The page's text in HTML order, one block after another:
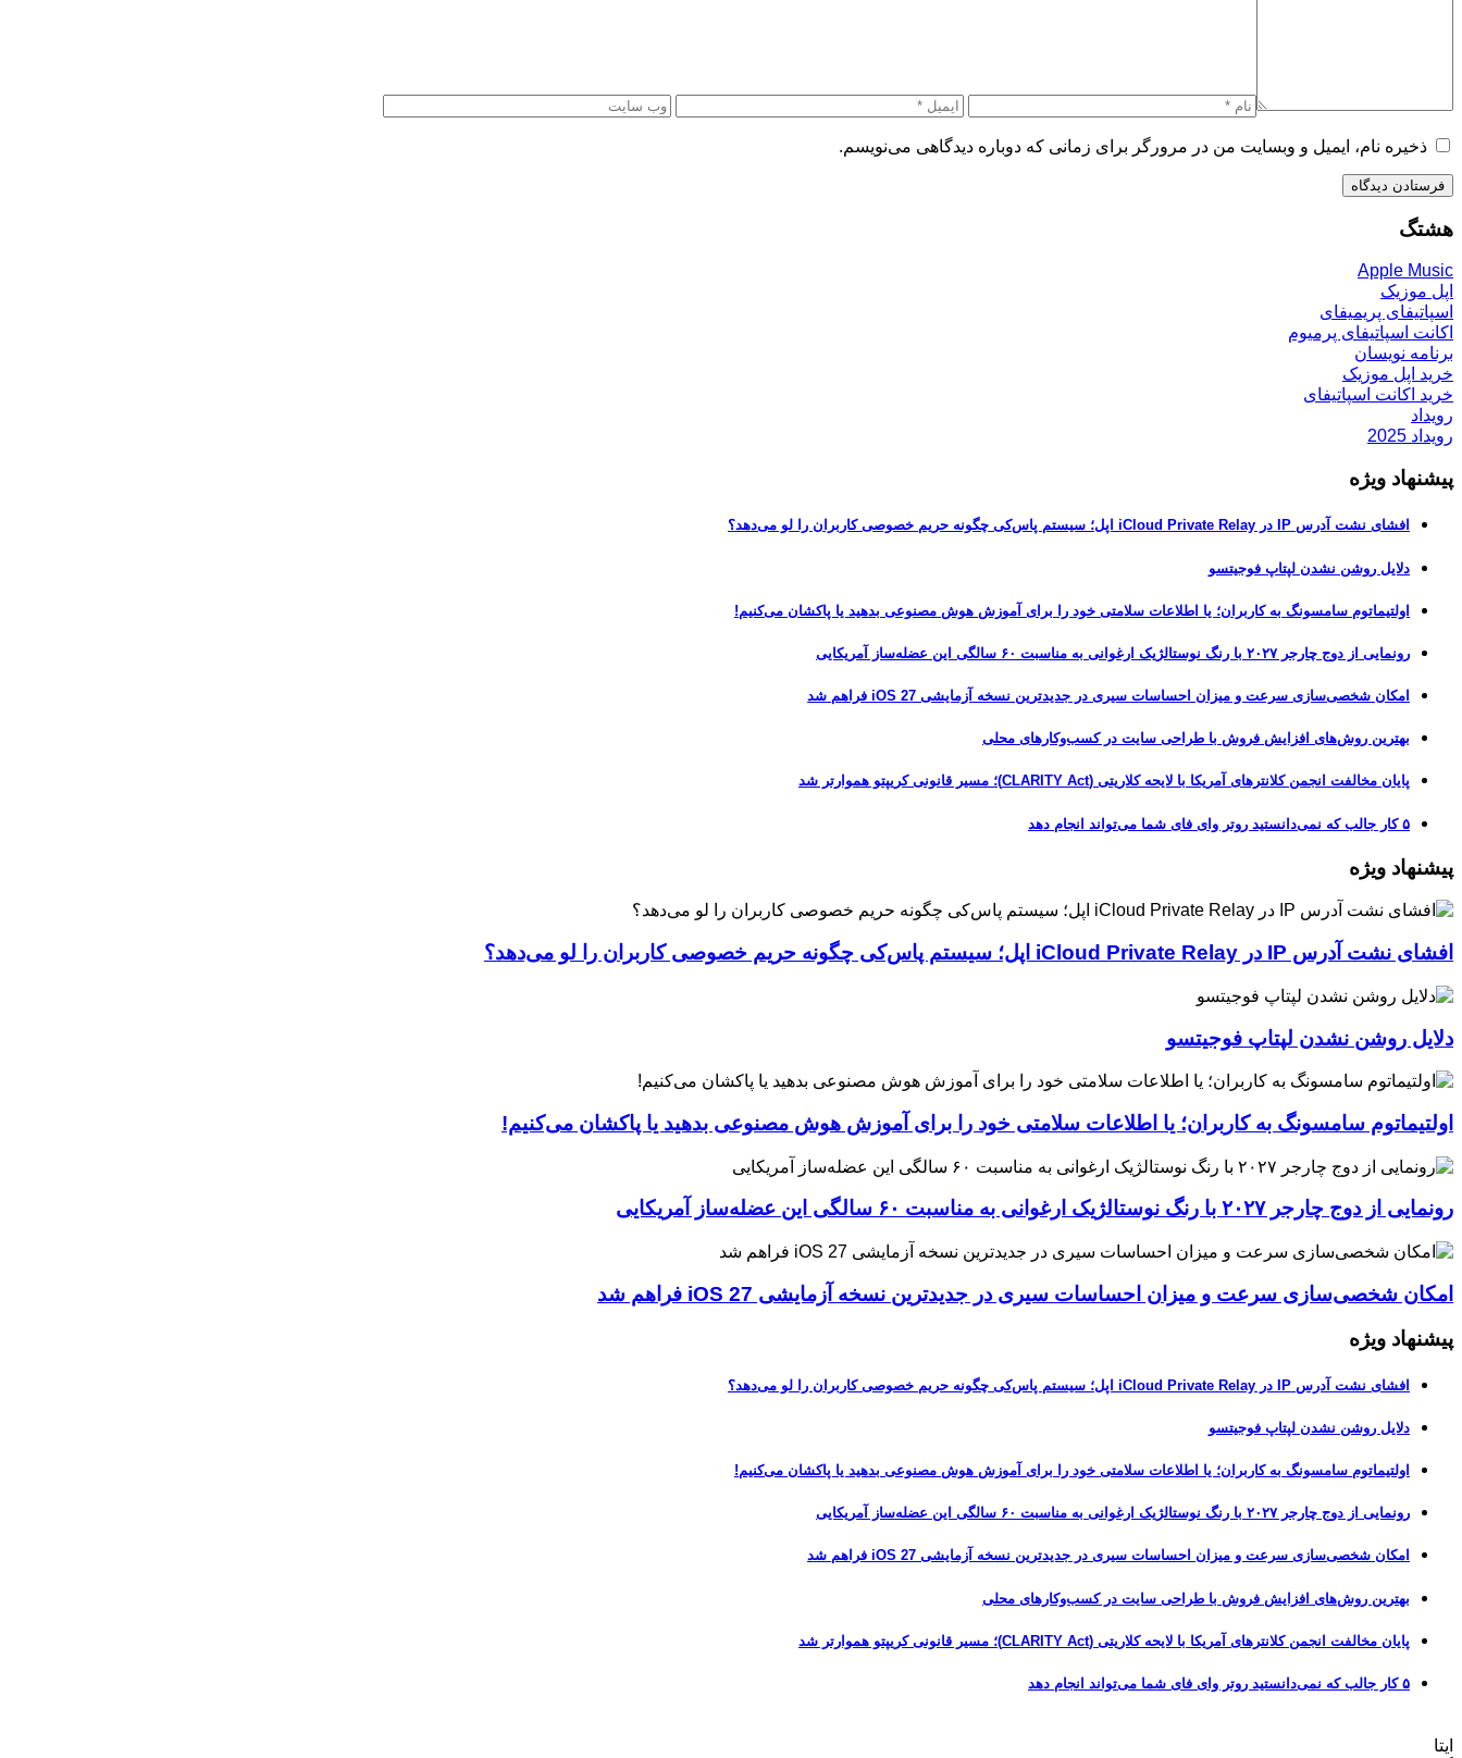
ذخیره نام، ایمیل و وبسایت من در مرورگر برای زمانی که دوباره دیدگاهی می‌نویسم.
هشتگ
Apple Music
اپل موزیک
اسپاتیفای پریمیفای
اکانت اسپاتیفای پرمیوم
برنامه نویسان
خرید اپل موزیک
خرید اکانت اسپاتیفای
رویداد
رویداد 2025
پیشنهاد ویژه
افشای نشت آدرس IP در iCloud Private Relay اپل؛ سیستم پاس‌کی چگونه حریم خصوصی کاربران را لو می‌دهد؟
دلایل روشن نشدن لپتاپ فوجیتسو
اولتیماتوم سامسونگ به کاربران؛ یا اطلاعات سلامتی خود را برای آموزش هوش مصنوعی بدهید یا پاکشان می‌کنیم!
رونمایی از دوج چارجر ۲۰۲۷ با رنگ نوستالژیک ارغوانی به مناسبت ۶۰ سالگی این عضله‌ساز آمریکایی
امکان شخصی‌سازی سرعت و میزان احساسات سیری در جدیدترین نسخه آزمایشی iOS 27 فراهم شد
بهترین روش‌های افزایش فروش با طراحی سایت در کسب‌وکارهای محلی
پایان مخالفت انجمن کلانترهای آمریکا با لایحه کلاریتی (CLARITY Act)؛ مسیر قانونی کریپتو هموارتر شد
۵ کار جالب که نمی‌دانستید روتر وای فای شما می‌تواند انجام دهد
پیشنهاد ویژه
افشای نشت آدرس IP در iCloud Private Relay اپل؛ سیستم پاس‌کی چگونه حریم خصوصی کاربران را لو می‌دهد؟
دلایل روشن نشدن لپتاپ فوجیتسو
اولتیماتوم سامسونگ به کاربران؛ یا اطلاعات سلامتی خود را برای آموزش هوش مصنوعی بدهید یا پاکشان می‌کنیم!
رونمایی از دوج چارجر ۲۰۲۷ با رنگ نوستالژیک ارغوانی به مناسبت ۶۰ سالگی این عضله‌ساز آمریکایی
امکان شخصی‌سازی سرعت و میزان احساسات سیری در جدیدترین نسخه آزمایشی iOS 27 فراهم شد
پیشنهاد ویژه
افشای نشت آدرس IP در iCloud Private Relay اپل؛ سیستم پاس‌کی چگونه حریم خصوصی کاربران را لو می‌دهد؟
دلایل روشن نشدن لپتاپ فوجیتسو
اولتیماتوم سامسونگ به کاربران؛ یا اطلاعات سلامتی خود را برای آموزش هوش مصنوعی بدهید یا پاکشان می‌کنیم!
رونمایی از دوج چارجر ۲۰۲۷ با رنگ نوستالژیک ارغوانی به مناسبت ۶۰ سالگی این عضله‌ساز آمریکایی
امکان شخصی‌سازی سرعت و میزان احساسات سیری در جدیدترین نسخه آزمایشی iOS 27 فراهم شد
بهترین روش‌های افزایش فروش با طراحی سایت در کسب‌وکارهای محلی
پایان مخالفت انجمن کلانترهای آمریکا با لایحه کلاریتی (CLARITY Act)؛ مسیر قانونی کریپتو هموارتر شد
۵ کار جالب که نمی‌دانستید روتر وای فای شما می‌تواند انجام دهد
ایتا